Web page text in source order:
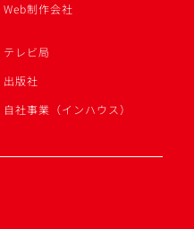
Web制作会社
テレビ局
出版社
自社事業（インハウス）